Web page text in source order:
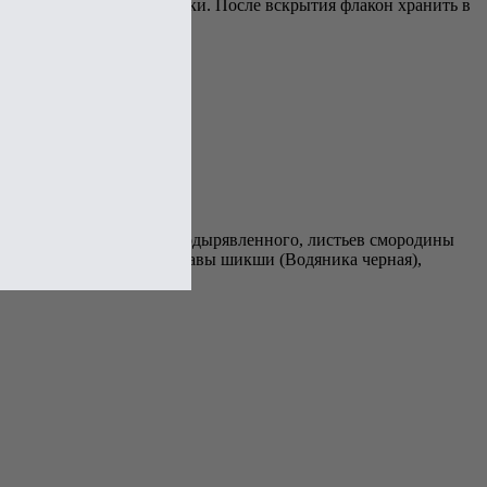
соки и другие напитки. После вскрытия флакон хранить в
травы зверобоя продырявленного, листьев смородины
сафлоро-видной, травы шикши (Водяника черная),